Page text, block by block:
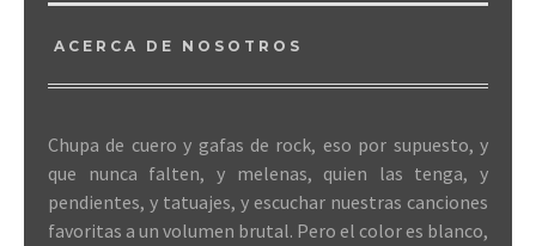
ACERCA DE NOSOTROS
Chupa de cuero y gafas de rock, eso por supuesto, y
que nunca falten, y melenas, quien las tenga, y
pendientes, y tatuajes, y escuchar nuestras canciones
favoritas a un volumen brutal. Pero el color es blanco,